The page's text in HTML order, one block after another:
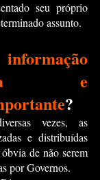
assunto.
informação
e
?
e distribuídas
de não serem
por Governos.